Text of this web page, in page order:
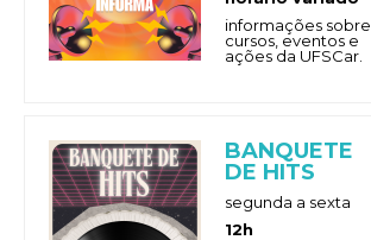
informações sobre
cursos, eventos e
ações da UFSCar.
BANQUETE
DE HITS
segunda a sexta
12h